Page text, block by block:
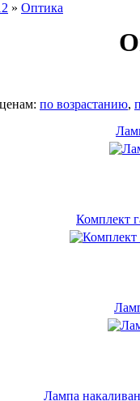
» Оптика
по возрастанию,
Комплект
Лампа